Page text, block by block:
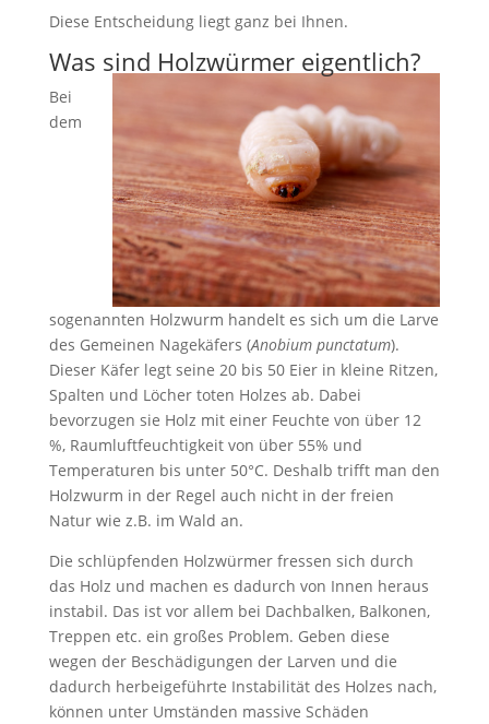
Diese Entscheidung liegt ganz bei Ihnen.
Was sind Holzwürmer eigentlich?
Bei
dem
sogenannten Holzwurm handelt es sich um die Larve
des Gemeinen Nagekäfers (Anobium punctatum).
Dieser Käfer legt seine 20 bis 50 Eier in kleine Ritzen,
Spalten und Löcher toten Holzes ab. Dabei
bevorzugen sie Holz mit einer Feuchte von über 12
%, Raumluftfeuchtigkeit von über 55% und
Temperaturen bis unter 50°C. Deshalb trifft man den
Holzwurm in der Regel auch nicht in der freien
Natur wie z.B. im Wald an.
Die schlüpfenden Holzwürmer fressen sich durch
das Holz und machen es dadurch von Innen heraus
instabil. Das ist vor allem bei Dachbalken, Balkonen,
Treppen etc. ein großes Problem. Geben diese
wegen der Beschädigungen der Larven und die
dadurch herbeigeführte Instabilität des Holzes nach,
können unter Umständen massive Schäden